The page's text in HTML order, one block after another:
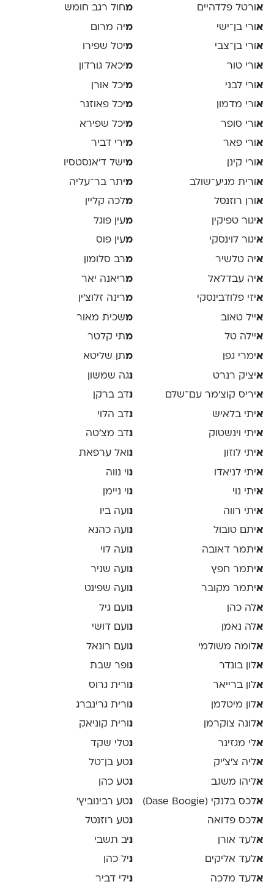
אורטל פלדהיים
אורי בן־ישי
אורי בן־צבי
אורי טור
אורי לבני
אורי מדמון
אורי סופר
אורי פאר
אורי קינן
אורית מגיע־שולב
אורן רוזנסל
איגור טפיקין
איגור לוינסקי
איה טלשיר
איה עבדלאל
איזי פלודבינסקי
אייל טאוב
איילה טל
אימרי גפן
איציק רנרט
איריס קוצ׳מר עם־שלם
איתי בלאיש
איתי וינשטוק
איתי לוזון
איתי לניאדו
איתי נוי
איתי רווה
איתם טובול
איתמר דאובה
איתמר חפץ
איתמר מקובר
אלה כהן
אלה נאמן
אלומה משולמי
אלון בונדר
אלון ברייאר
אלון מיטלמן
אלונה צוקרמן
אלי מגזינר
אליה צ׳צ׳יק
אליהו משגב
אלכס בלנקי (Dase Boogie)
אלכס פדואה
אלעד אורן
אלעד אליקים
אלעד מלכה
מחול רגב חומש
מיה מרום
מיטל שפירו
מיכאל גורדון
מיכל אורן
מיכל פאוזנר
מיכל שפירא
מירי דביר
מישל ד׳אנסטסיו
מיתר בר־עליה
מלכה קליין
מעין פוגל
מעין פוס
מרב סלומון
מריאנה יאר
מרינה זלוצ׳ין
משכית מאור
מתי קלטר
מתן שליטא
נגה שמשון
נדב ברקן
נדב הלוי
נדב מצ׳טה
נ ואל ערפאת
נוי נווה
נ וי ניימן
נ ועה ביו
נועה כהנא
נ ועה לוי
נועה שניר
נ ועה שפינט
נ ועם גיל
נועם דושי
נ ועם רונאל
נופר שבת
נ ורית גרוס
נ ורית גרינברג
נורית קוניאק
נטלי שקד
נטע בן־טל
נטע כהן
נטע רבינוביץ׳
נטע רוזנטל
ניב תשבי
ניל כהן
נילי דביר